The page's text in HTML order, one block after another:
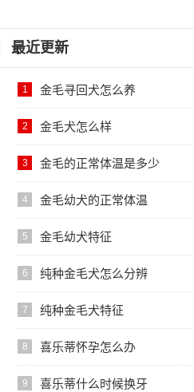
最近更新
1 金毛寻回犬怎么养
2 金毛犬怎么样
3 金毛的正常体温是多少
4 金毛幼犬的正常体温
5 金毛幼犬特征
6 纯种金毛犬怎么分辨
7 纯种金毛犬特征
8 喜乐蒂怀孕怎么办
9 喜乐蒂什么时候换牙